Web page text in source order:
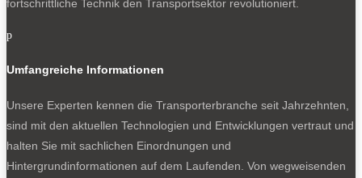
fortschrittliche Technik den Transportsektor revolutioniert.
p
Umfangreiche Informationen
Unsere Experten kennen die Transporterbranche seit Jahrzehnten,
sind mit den aktuellen Technologien und Entwicklungen vertraut und
halten Sie mit sachlichen Einordnungen und
Hintergrundinformationen auf dem Laufenden. Von wegweisenden